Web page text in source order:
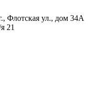
Флотская ул., дом 34А
21